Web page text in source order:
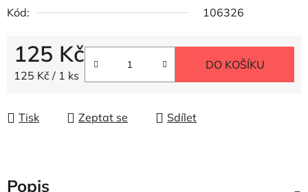
Kód:
106326
125 Kč
Měrná cena:
125 Kč / 1 ks
DO KOŠÍKU
Tisk Zeptat se Sdílet
Popis